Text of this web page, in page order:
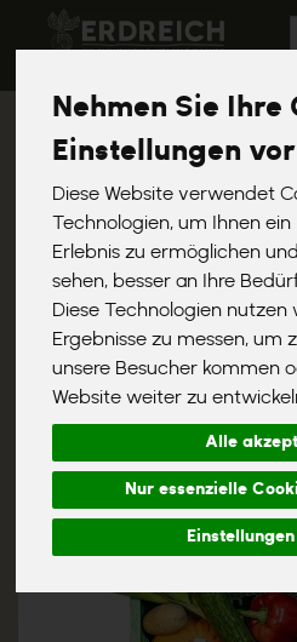
Nehmen Sie Ihre
Einstellungen vor
Diese Website verwendet
Technologien, um Ihnen
Erlebnis zu ermöglichen
sehen, besser an Ihre
Diese Technologien nutzen
Ergebnisse zu messen, um
unsere Besucher kommen
Website weiter zu
Alle
Nur essenzielle
Regional 3 von
Allergene